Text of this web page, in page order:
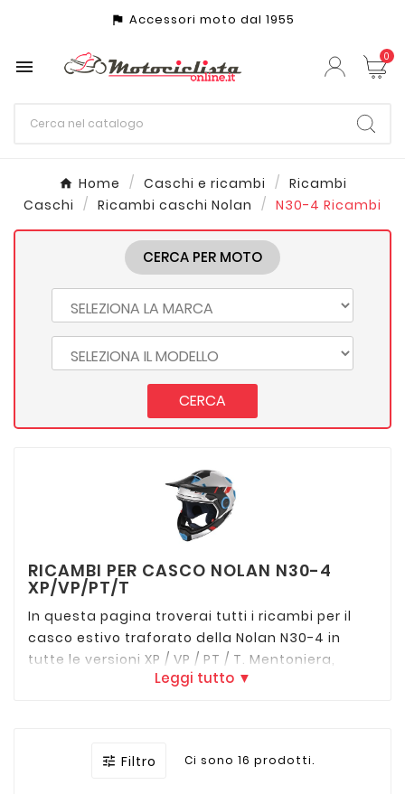
assistant_photo Accessori moto dal 1955
 0
Home Caschi e ricambi
Ricambi
Caschi
Ricambi caschi Nolan N30-4 Ricambi
CERCA PER MOTO
CERCA
RICAMBI PER CASCO NOLAN N30-4
XP/VP/PT/T
In questa pagina troverai tutti i ricambi per il
casco estivo traforato della Nolan N30-4 in
tutte le versioni XP / VP / PT / T. Mentoniera,
visiera, meccanismi visiera, imbottitura interna,
Leggi tutto ▼
 Filtro Ci sono 16 prodotti.